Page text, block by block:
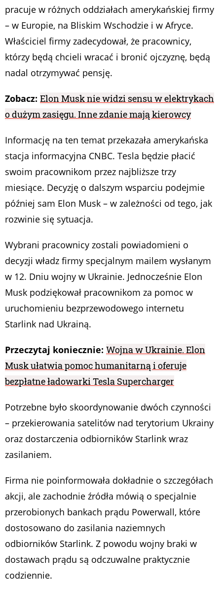
pracuje w różnych oddziałach amerykańskiej firmy
– w Europie, na Bliskim Wschodzie i w Afryce.
Właściciel firmy zadecydował, że pracownicy,
którzy będą chcieli wracać i bronić ojczyznę, będą
nadal otrzymywać pensję.
Zobacz: Elon Musk nie widzi sensu w elektrykach
o dużym zasięgu. Inne zdanie mają kierowcy
Informację na ten temat przekazała amerykańska
stacja informacyjna CNBC. Tesla będzie płacić
swoim pracownikom przez najbliższe trzy
miesiące. Decyzję o dalszym wsparciu podejmie
później sam Elon Musk – w zależności od tego, jak
rozwinie się sytuacja.
Wybrani pracownicy zostali powiadomieni o
decyzji władz firmy specjalnym mailem wysłanym
w 12. Dniu wojny w Ukrainie. Jednocześnie Elon
Musk podziękował pracownikom za pomoc w
uruchomieniu bezprzewodowego internetu
Starlink nad Ukrainą.
Przeczytaj koniecznie: Wojna w Ukrainie. Elon
Musk ułatwia pomoc humanitarną i oferuje
bezpłatne ładowarki Tesla Supercharger
Potrzebne było skoordynowanie dwóch czynności
– przekierowania satelitów nad terytorium Ukrainy
oraz dostarczenia odbiorników Starlink wraz
zasilaniem.
Firma nie poinformowała dokładnie o szczegółach
akcji, ale zachodnie źródła mówią o specjalnie
przerobionych bankach prądu Powerwall, które
dostosowano do zasilania naziemnych
odbiorników Starlink. Z powodu wojny braki w
dostawach prądu są odczuwalne praktycznie
codziennie.